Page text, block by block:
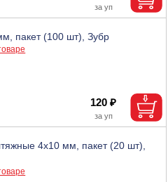
пакет (100 шт), Зубр
120 ₽
4х10 мм, пакет (20 шт),